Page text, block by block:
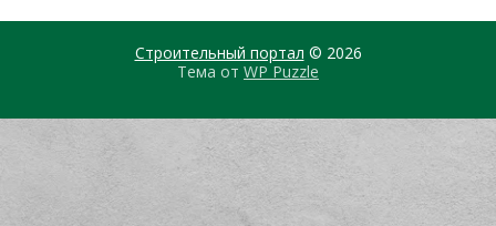
Строительный портал © 2026
Тема от WP Puzzle